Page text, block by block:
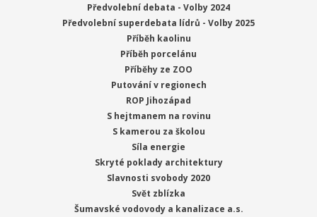
Předvolební debata - Volby 2024
Předvolební superdebata lídrů - Volby 2025
Příběh kaolinu
Příběh porcelánu
Příběhy ze ZOO
Putování v regionech
ROP Jihozápad
S hejtmanem na rovinu
S kamerou za školou
Síla energie
Skryté poklady architektury
Slavnosti svobody 2020
Svět zblízka
Šumavské vodovody a kanalizace a.s.